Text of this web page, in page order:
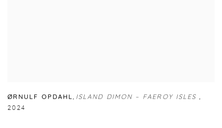
ØRNULF OPDAHL, ISLAND DIMON – FAEROY ISLES,
2024